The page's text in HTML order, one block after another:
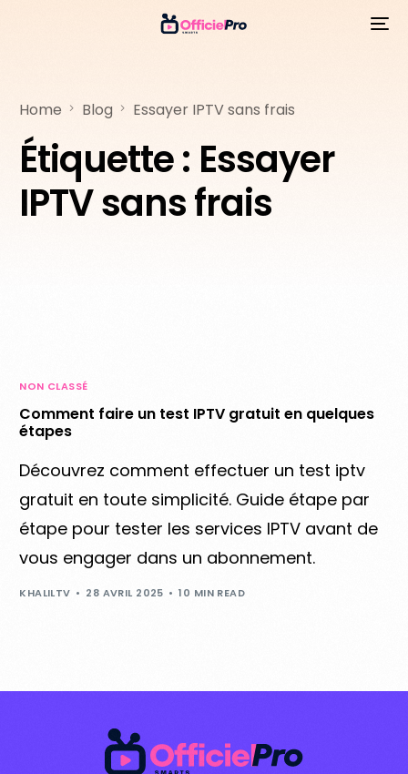
Home Blog Essayer IPTV sans frais
Étiquette : Essayer
IPTV sans frais
NON CLASSÉ
Comment faire un test IPTV gratuit en quelques
étapes
Découvrez comment effectuer un test iptv
gratuit en toute simplicité. Guide étape par
étape pour tester les services IPTV avant de
vous engager dans un abonnement.
KHALILTV 28 AVRIL 2025 10 MIN READ